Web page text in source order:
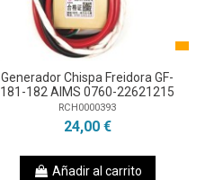
Generador Chispa Freidora GF-
181-182 AIMS 0760-22621215
RCH0000393
24,00 €
Añadir al carrito